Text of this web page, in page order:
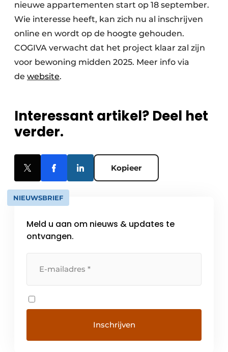
nieuwe appartementen start op 18 september.
Wie interesse heeft, kan zich nu al inschrijven
online en wordt op de hoogte gehouden.
COGIVA verwacht dat het project klaar zal zijn
voor bewoning midden 2025. Meer info via
de website.
Interessant artikel? Deel het
verder.
Kopieer
NIEUWSBRIEF
Meld u aan om nieuws & updates te
ontvangen.